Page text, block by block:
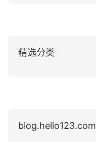
精选分类
blog.hello123.com